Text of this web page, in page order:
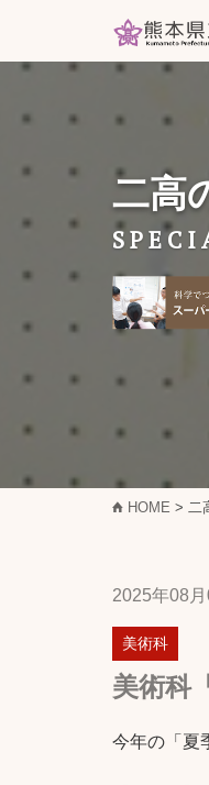
二高
HOME > 二
2025年08月
美術科
美術科
今年の「夏